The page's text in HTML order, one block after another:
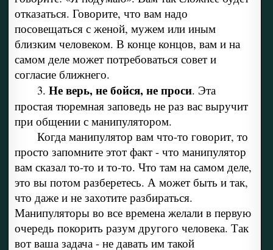
отказаться. Говорите, что вам надо
посовещаться с женой, мужем или иным
близким человеком. В конце концов, вам и на
самом деле может потребоваться совет и
согласие ближнего.
3. Не верь, не бойся, не проси. Эта
простая тюремная заповедь не раз вас выручит
при общении с манипулятором.
Когда манипулятор вам что-то говорит, то
просто запомните этот факт - что манипулятор
вам сказал то-то и то-то. Что там на самом деле,
это вы потом разберетесь. А может быть и так,
что даже и не захотите разбираться.
Манипуляторы во все времена желали в первую
очередь покорить разум другого человека. Так
вот ваша задача - не давать им такой